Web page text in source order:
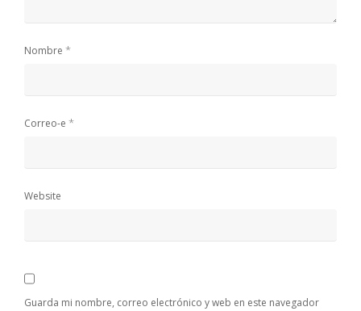
Nombre *
Correo-e *
Website
Guarda mi nombre, correo electrónico y web en este navegador